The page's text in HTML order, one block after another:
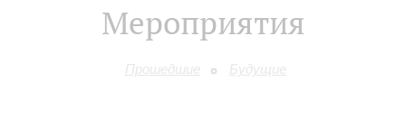
Мероприятия
Прошедшие Будущие